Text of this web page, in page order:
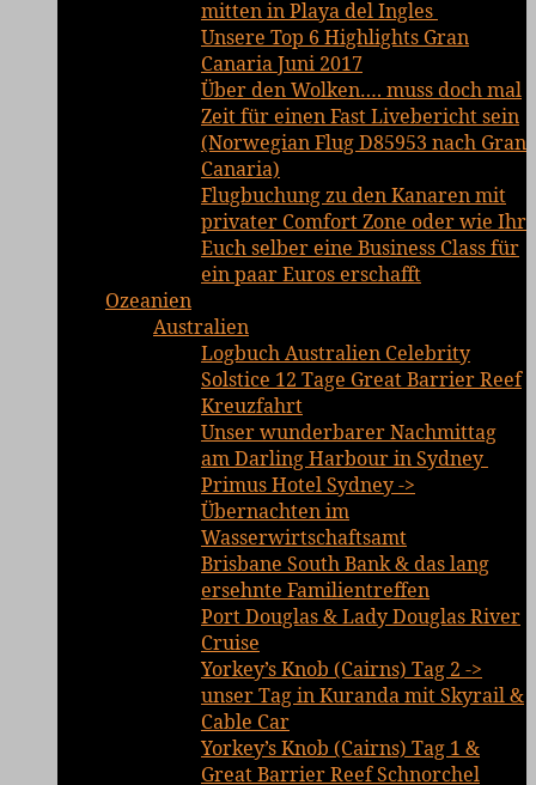
mitten in Playa del Ingles
Unsere Top 6 Highlights Gran
Canaria Juni 2017
Über den Wolken…. muss doch mal
Zeit für einen Fast Livebericht sein
(Norwegian Flug D85953 nach Gran
Canaria)
Flugbuchung zu den Kanaren mit
privater Comfort Zone oder wie Ihr
Euch selber eine Business Class für
ein paar Euros erschafft
Ozeanien
Australien
Logbuch Australien Celebrity
Solstice 12 Tage Great Barrier Reef
Kreuzfahrt
Unser wunderbarer Nachmittag
am Darling Harbour in Sydney
Primus Hotel Sydney ->
Übernachten im
Wasserwirtschaftsamt
Brisbane South Bank & das lang
ersehnte Familientreffen
Port Douglas & Lady Douglas River
Cruise
Yorkey’s Knob (Cairns) Tag 2 ->
unser Tag in Kuranda mit Skyrail &
Cable Car
Yorkey’s Knob (Cairns) Tag 1 &
Great Barrier Reef Schnorchel